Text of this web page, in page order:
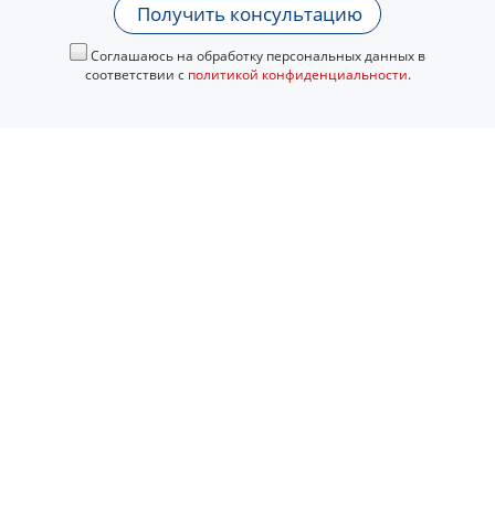
Получить консультацию
Соглашаюсь на обработку персональных данных в
соответствии с политикой конфиденциальности.